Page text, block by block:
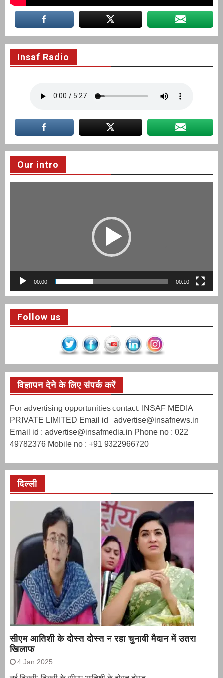
Insaf Radio
Our intro
00:00 00:10
Follow us
विज्ञापन देने के लिए संपर्क करें
For advertising opportunities contact: INSAF MEDIA
PRIVATE LIMITED Email id : advertise@insafnews.in
Email id : advertise@insafmedia.in Phone no : 022
49782376 Mobile no : +91 9322966720
दिल्ली
सीएम आतिशी के दोस्त दोस्त न रहा चुनावी मैदान में उतरा
खिलाफ
4 Jan 2025